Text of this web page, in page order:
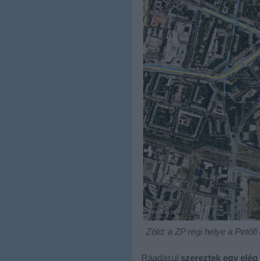
Zöld: a ZP régi helye a
Ráadásul szereztek egy